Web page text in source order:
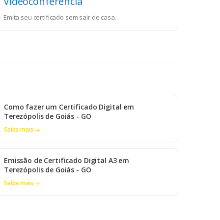
Emita seu certificado sem sair de casa.
Como fazer um Certificado Digital em
Terezópolis de Goiás - GO
Saiba mais →
Emissão de Certificado Digital A3 em
Terezópolis de Goiás - GO
Saiba mais →